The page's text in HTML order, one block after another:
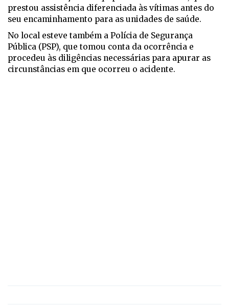
prestou assistência diferenciada às vítimas antes do
seu encaminhamento para as unidades de saúde.
No local esteve também a Polícia de Segurança
Pública (PSP), que tomou conta da ocorrência e
procedeu às diligências necessárias para apurar as
circunstâncias em que ocorreu o acidente.